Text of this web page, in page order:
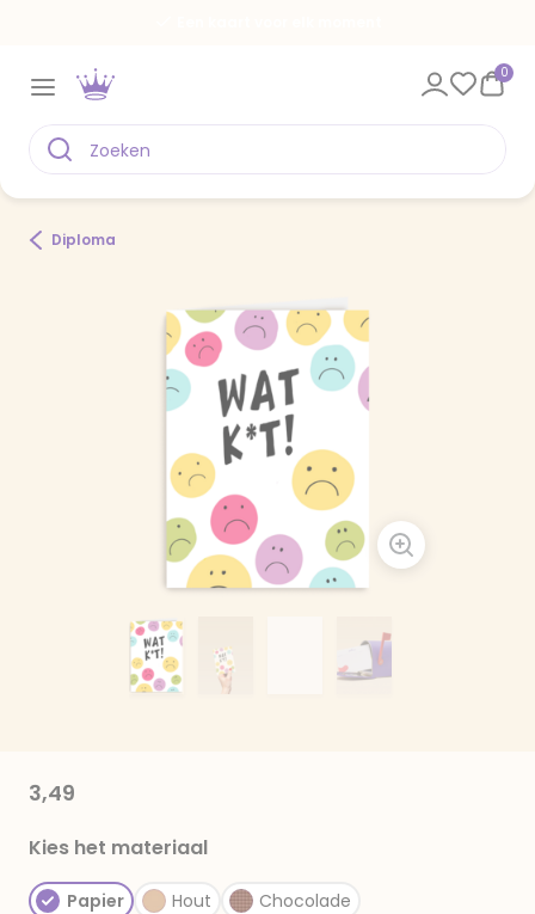
0
Diploma
3,49
Kies het materiaal
Papier Hout Chocolade